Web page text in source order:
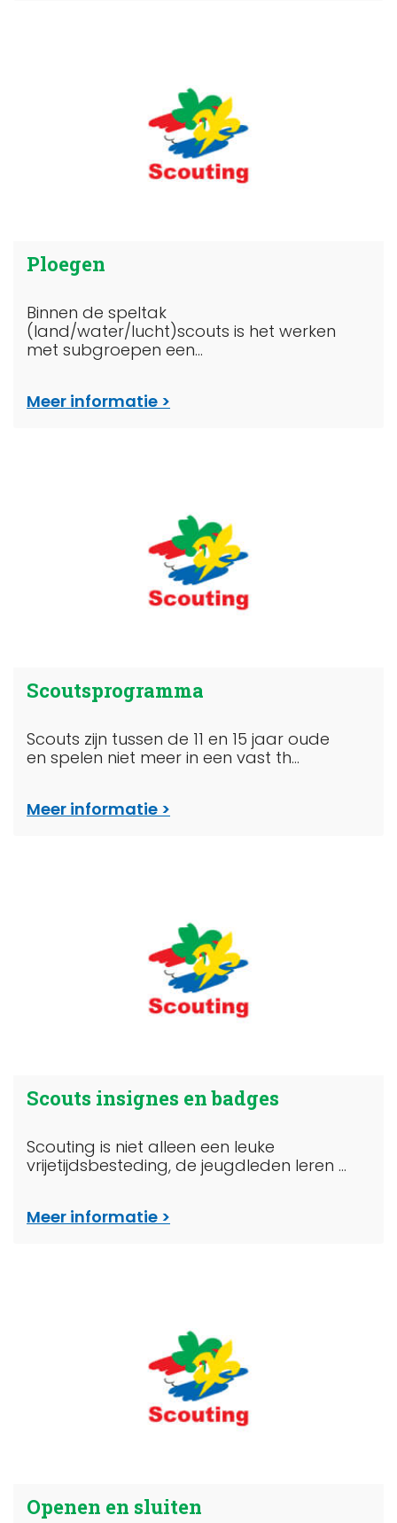
Ploegen
Binnen de speltak
(land/water/lucht)scouts is het werken
met subgroepen een...
Meer informatie
Scoutsprogramma
Scouts zijn tussen de 11 en 15 jaar oude
en spelen niet meer in een vast th...
Meer informatie
Scouts insignes en badges
Scouting is niet alleen een leuke
vrijetijdsbesteding, de jeugdleden leren ...
Meer informatie
Openen en sluiten